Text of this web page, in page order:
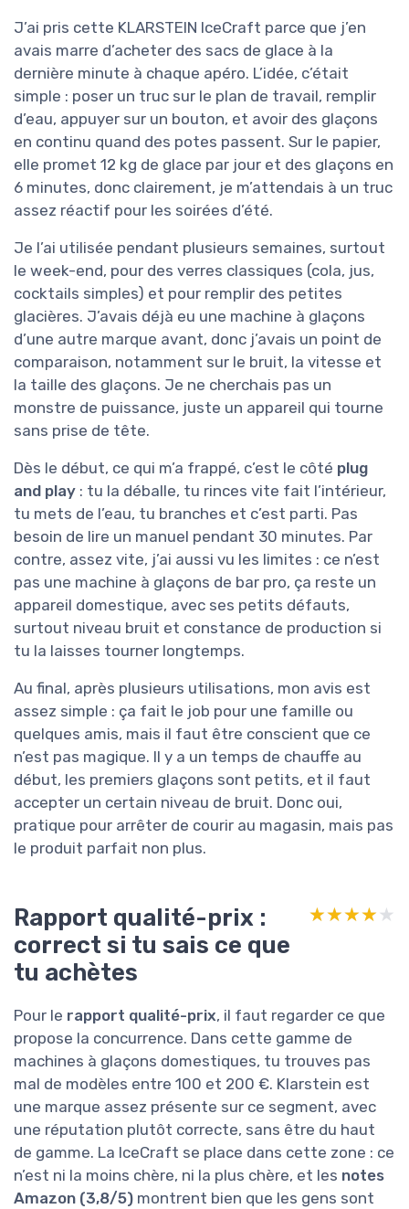
J’ai pris cette KLARSTEIN IceCraft parce que j’en
avais marre d’acheter des sacs de glace à la
dernière minute à chaque apéro. L’idée, c’était
simple : poser un truc sur le plan de travail, remplir
d’eau, appuyer sur un bouton, et avoir des glaçons
en continu quand des potes passent. Sur le papier,
elle promet 12 kg de glace par jour et des glaçons en
6 minutes, donc clairement, je m’attendais à un truc
assez réactif pour les soirées d’été.
Je l’ai utilisée pendant plusieurs semaines, surtout
le week-end, pour des verres classiques (cola, jus,
cocktails simples) et pour remplir des petites
glacières. J’avais déjà eu une machine à glaçons
d’une autre marque avant, donc j’avais un point de
comparaison, notamment sur le bruit, la vitesse et
la taille des glaçons. Je ne cherchais pas un
monstre de puissance, juste un appareil qui tourne
sans prise de tête.
Dès le début, ce qui m’a frappé, c’est le côté plug
and play : tu la déballe, tu rinces vite fait l’intérieur,
tu mets de l’eau, tu branches et c’est parti. Pas
besoin de lire un manuel pendant 30 minutes. Par
contre, assez vite, j’ai aussi vu les limites : ce n’est
pas une machine à glaçons de bar pro, ça reste un
appareil domestique, avec ses petits défauts,
surtout niveau bruit et constance de production si
tu la laisses tourner longtemps.
Au final, après plusieurs utilisations, mon avis est
assez simple : ça fait le job pour une famille ou
quelques amis, mais il faut être conscient que ce
n’est pas magique. Il y a un temps de chauffe au
début, les premiers glaçons sont petits, et il faut
accepter un certain niveau de bruit. Donc oui,
pratique pour arrêter de courir au magasin, mais pas
le produit parfait non plus.
Rapport qualité-prix :
correct si tu sais ce que
tu achètes
★★★★★
★★★★★
Pour le rapport qualité-prix, il faut regarder ce que
propose la concurrence. Dans cette gamme de
machines à glaçons domestiques, tu trouves pas
mal de modèles entre 100 et 200 €. Klarstein est
une marque assez présente sur ce segment, avec
une réputation plutôt correcte, sans être du haut
de gamme. La IceCraft se place dans cette zone : ce
n’est ni la moins chère, ni la plus chère, et les notes
Amazon (3,8/5) montrent bien que les gens sont